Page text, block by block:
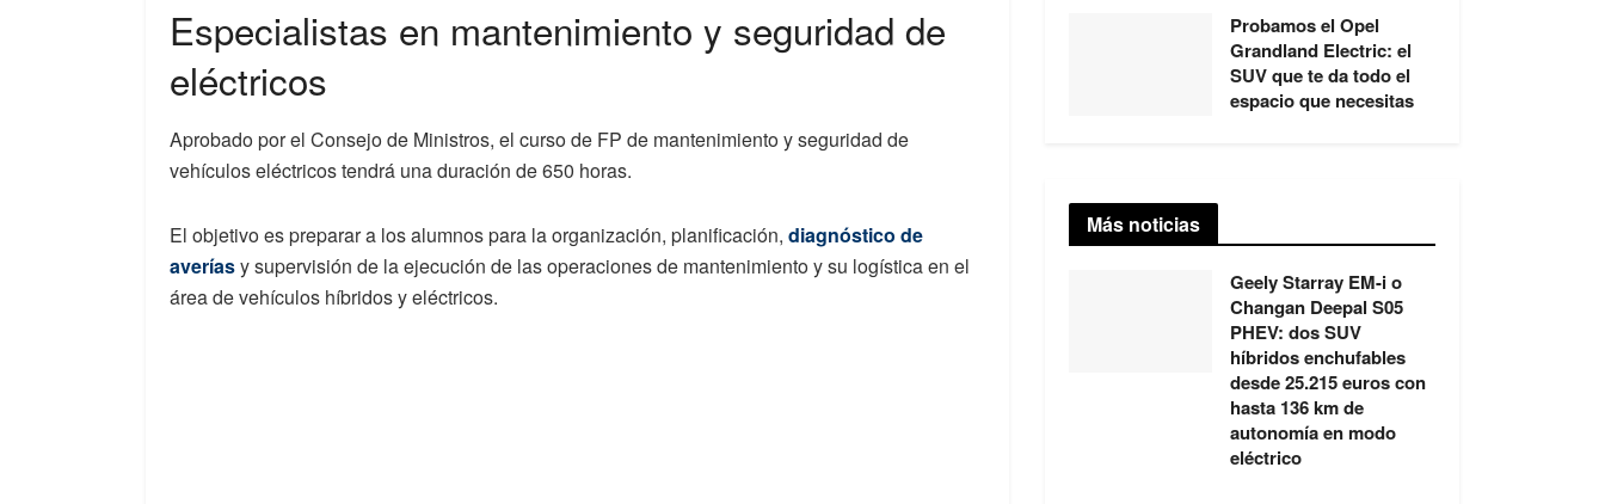
Especialistas en mantenimiento y seguridad de
eléctricos
Aprobado por el Consejo de Ministros, el curso de FP de mantenimiento y seguridad de
vehículos eléctricos tendrá una duración de 650 horas.
El objetivo es preparar a los alumnos para la organización, planificación, diagnóstico de
averíasy supervisión de la ejecución de las operaciones de mantenimiento y su logística en el
área de vehículos híbridos y eléctricos.
Probamos el Opel
Grandland Electric: el
SUV que te da todo el
espacio que necesitas
Más noticias
Geely Starray EM-i o
Changan Deepal S05
PHEV: dos SUV
híbridos enchufables
desde 25.215 euros con
hasta 136 km de
autonomía en modo
eléctrico